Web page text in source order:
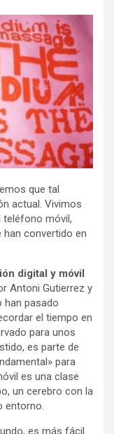
que tal
actual. Vivimos
teléfono móvil,
han convertido en
digital y móvil
Antoni Gutierrez y
han pasado
el tiempo en
para unos
es parte de
para
es una clase
un cerebro con la
entorno.
es más fácil